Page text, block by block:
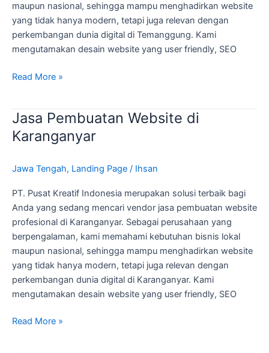
maupun nasional, sehingga mampu menghadirkan website
yang tidak hanya modern, tetapi juga relevan dengan
perkembangan dunia digital di Temanggung. Kami
mengutamakan desain website yang user friendly, SEO
Read More »
Jasa Pembuatan Website di
Karanganyar
Jawa Tengah, Landing Page / Ihsan
PT. Pusat Kreatif Indonesia merupakan solusi terbaik bagi
Anda yang sedang mencari vendor jasa pembuatan website
profesional di Karanganyar. Sebagai perusahaan yang
berpengalaman, kami memahami kebutuhan bisnis lokal
maupun nasional, sehingga mampu menghadirkan website
yang tidak hanya modern, tetapi juga relevan dengan
perkembangan dunia digital di Karanganyar. Kami
mengutamakan desain website yang user friendly, SEO
Jasa
Pembuatan
Website
Karanganyar
Read More »